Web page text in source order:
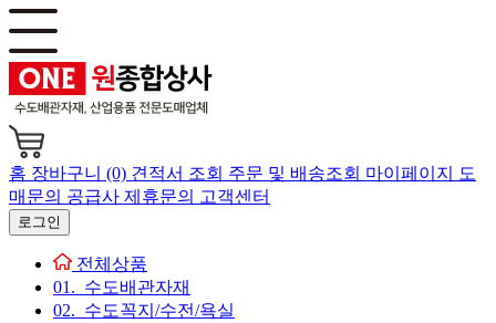
홈 장바구니 (0) 견적서 조회 주문 및 배송조회 마이페이지
도
매문의 공급사 제휴문의 고객센터
로그인
전체상품
01. 수도배관자재
02. 수도꼭지/수전/욕실